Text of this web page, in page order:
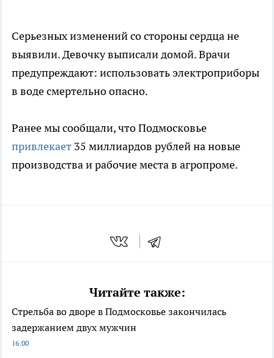
Серьезных изменений со стороны сердца не
выявили. Девочку выписали домой. Врачи
предупреждают: использовать электроприборы
в воде смертельно опасно.
Ранее мы сообщали, что Подмосковье
привлекает 35 миллиардов рублей на новые
производства и рабочие места в агропроме.
Читайте также:
Стрельба во дворе в Подмосковье закончилась
задержанием двух мужчин
16:00